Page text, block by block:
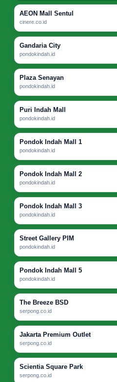
AEON Mall Sentul
cinere.co.id
Gandaria City
pondokindah.id
Plaza Senayan
pondokindah.id
Puri Indah Mall
pondokindah.id
Pondok Indah Mall 1
pondokindah.id
Pondok Indah Mall 2
pondokindah.id
Pondok Indah Mall 3
pondokindah.id
Street Gallery PIM
pondokindah.id
Pondok Indah Mall 5
pondokindah.id
The Breeze BSD
serpong.co.id
Jakarta Premium Outlet
serpong.co.id
Scientia Square Park
serpong.co.id